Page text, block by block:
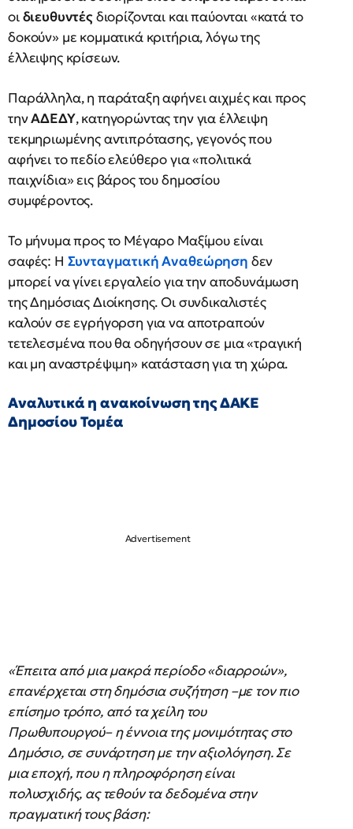
οιδιευθυντέςδιορίζονται και παύονται «κατά το
δοκούν» με κομματικά κριτήρια, λόγω της
έλλειψης κρίσεων.
Παράλληλα, η παράταξη αφήνει αιχμές και προς
τηνΑΔΕΔΥ, κατηγορώντας την για έλλειψη
τεκμηριωμένης αντιπρότασης, γεγονός που
αφήνει το πεδίο ελεύθερο για «πολιτικά
παιχνίδια» εις βάρος του δημοσίου
συμφέροντος.
Το μήνυμα προς το Μέγαρο Μαξίμου είναι
σαφές: Η Συνταγματική Αναθεώρηση δεν
μπορεί να γίνει εργαλείο για την αποδυνάμωση
της Δημόσιας Διοίκησης. Οι συνδικαλιστές
καλούν σε εγρήγορση για να αποτραπούν
τετελεσμένα που θα οδηγήσουν σε μια «τραγική
και μη αναστρέψιμη» κατάσταση για τη χώρα.
Αναλυτικά η ανακοίνωση της ΔΑΚΕ
Δημοσίου Τομέα
«Έπειτα από μια μακρά περίοδο «διαρροών»,
επανέρχεται στη δημόσια συζήτηση –με τον πιο
επίσημο τρόπο, από τα χείλη του
Πρωθυπουργού– η έννοια της μονιμότητας στο
Δημόσιο, σε συνάρτηση με την αξιολόγηση. Σε
μια εποχή, που η πληροφόρηση είναι
πολυσχιδής, ας τεθούν τα δεδομένα στην
πραγματική τους βάση: